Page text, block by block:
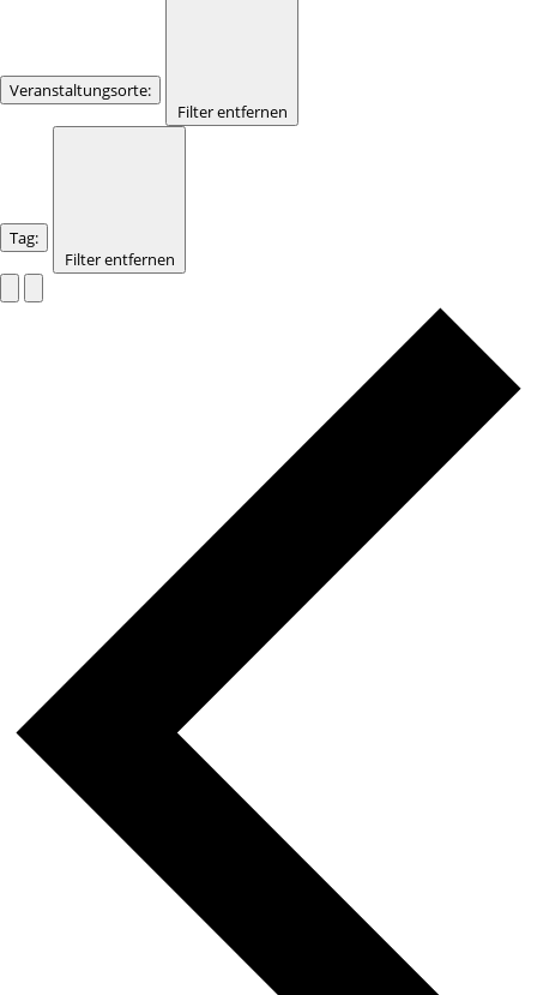
Veranstaltungsorte:
Filter entfernen
Tag:
Filter entfernen